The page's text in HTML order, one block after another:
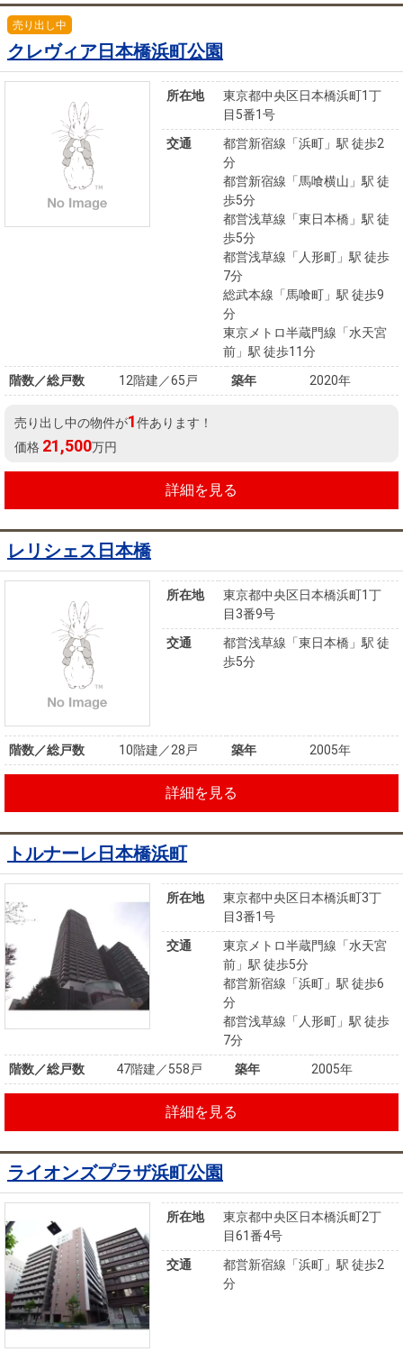
クレヴィア日本橋浜町公園
売り出し中
所在地
東京都中央区日本橋浜町1丁
目5番1号
交通
都営新宿線「浜町」駅 徒歩2
分
都営新宿線「馬喰横山」駅 徒
歩5分
都営浅草線「東日本橋」駅 徒
歩5分
都営浅草線「人形町」駅 徒歩
7分
総武本線「馬喰町」駅 徒歩9
分
東京メトロ半蔵門線「水天宮
前」駅 徒歩11分
階数／総戸数
12階建／65戸 築年 2020年
売り出し中の物件が1件あります！
価格 21,500万円
詳細を見る
レリシェス日本橋
所在地
東京都中央区日本橋浜町1丁
目3番9号
交通
都営浅草線「東日本橋」駅 徒
歩5分
階数／総戸数 10階建／28戸 築年 2005年
詳細を見る
トルナーレ日本橋浜町
所在地
東京都中央区日本橋浜町3丁
目3番1号
交通
東京メトロ半蔵門線「水天宮
前」駅 徒歩5分
都営新宿線「浜町」駅 徒歩6
分
都営浅草線「人形町」駅 徒歩
7分
階数／総戸数
47階建／558戸 築年 2005年
詳細を見る
ライオンズプラザ浜町公園
所在地
東京都中央区日本橋浜町2丁
目61番4号
交通
都営新宿線「浜町」駅 徒歩2
分